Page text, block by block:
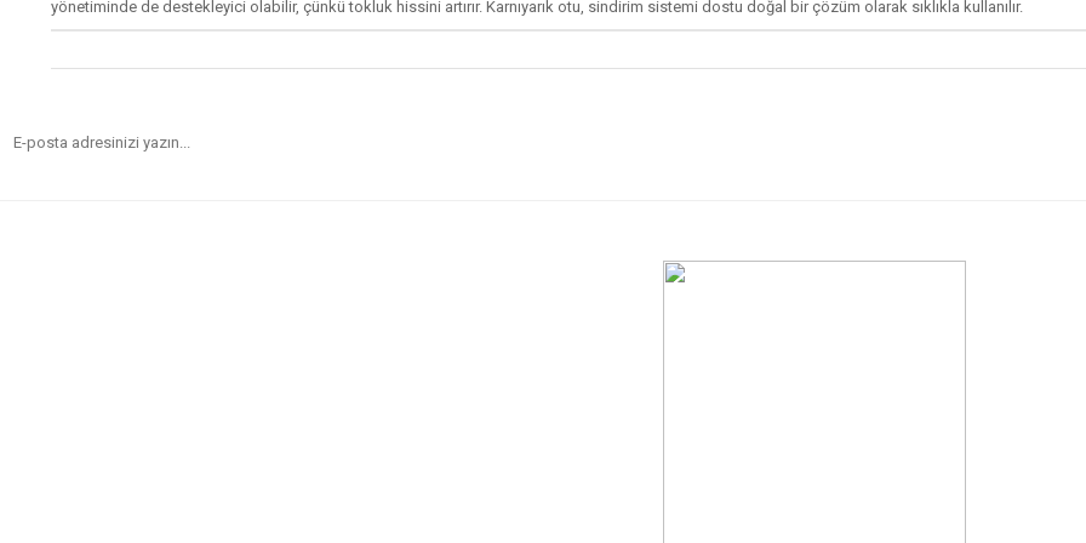
yönetiminde de destekleyici olabilir, çünkü tokluk hissini artırır. Karnıyarık otu, sindirim sistemi dostu doğal bir çözüm olarak sıklıkla kullanılır.